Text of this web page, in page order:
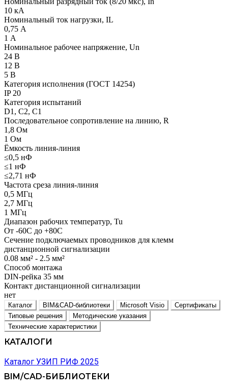
10 кА
Номинальный ток нагрузки, IL
0,75 А
1 А
Номинальное рабочее напряжение, Un
24 В
12 В
5 В
Категория исполнения (ГОСТ 14254)
IP 20
Категория испытаний
D1, C2, C1
Последовательное сопротивление на линию, R
1,8 Ом
1 Ом
Ёмкость линия-линия
≤0,5 нФ
≤1 нФ
≤2,71 нФ
Частота среза линия-линия
0,5 МГц
2,7 МГц
1 МГц
Диапазон рабочих температур, Tu
От -60С до +80С
Сечение подключаемых проводников для клемм
дистанционной сигнализации
0.08 мм² - 2.5 мм²
Способ монтажа
DIN-рейка 35 мм
Контакт дистанционной сигнализации
нет
Каталог BIM&CAD-библиотеки Microsoft Visio
Сертификаты
Типовые решения
Методические указания
Технические характеристики
КАТАЛОГИ
Каталог УЗИП РИФ 2025
BIM/CAD-БИБЛИОТЕКИ